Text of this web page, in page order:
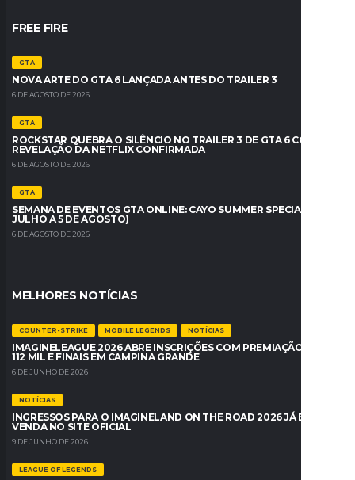
FREE FIRE
GTA
NOVA ARTE DO GTA 6 LANÇADA ANTES DO TRAILER 3
6 DE AGOSTO DE 2026
GTA
ROCKSTAR QUEBRA O SILÊNCIO NO TRAILER 3 DE GTA 6 COM
REVELAÇÃO DA NETFLIX CONFIRMADA
6 DE AGOSTO DE 2026
GTA
SEMANA DE EVENTOS GTA ONLINE: CAYO SUMMER SPECIAL (30 DE
JULHO A 5 DE AGOSTO)
6 DE AGOSTO DE 2026
MELHORES NOTÍCIAS
COUNTER-STRIKE MOBILE LEGENDS NOTÍCIAS
IMAGINELEAGUE 2026 ABRE INSCRIÇÕES COM PREMIAÇÃO DE R$
112 MIL E FINAIS EM CAMPINA GRANDE
6 DE JUNHO DE 2026
NOTÍCIAS
INGRESSOS PARA O IMAGINELAND ON THE ROAD 2026 JÁ ESTÃO À
VENDA NO SITE OFICIAL
9 DE JUNHO DE 2026
LEAGUE OF LEGENDS